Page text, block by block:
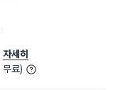
자세히
료)